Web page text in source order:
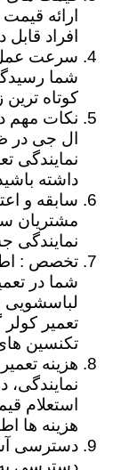
ارائه
افراد
سرعت عمل
شما
کوتاه
نکات مهم
ال جی در
نمایندگی
داشته
سابقه و
مشتریان
نمایندگی
تخصص :
شما در
تعمیر
تکنسین
هزینه
استعلام
هزینه ها
دسترسی
دسترسی به